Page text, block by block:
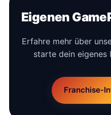
Eigenen
Erfahre mehr über
starte dein eigenes
Franchise-